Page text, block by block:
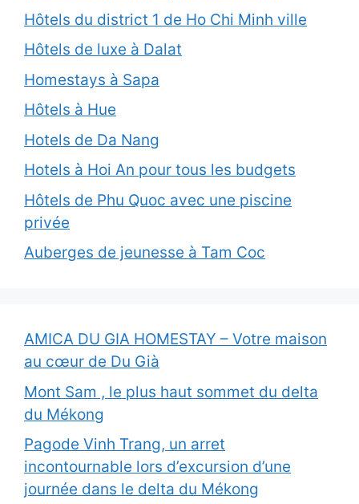
Hôtels du district 1 de Ho Chi Minh ville
Hôtels de luxe à Dalat
Homestays à Sapa
Hôtels à Hue
Hotels de Da Nang
Hotels à Hoi An pour tous les budgets
Hôtels de Phu Quoc avec une piscine
privée
Auberges de jeunesse à Tam Coc
AMICA DU GIA HOMESTAY – Votre maison
au cœur de Du Già
Mont Sam , le plus haut sommet du delta
du Mékong
Pagode Vinh Trang, un arret
incontournable lors d’excursion d’une
journée dans le delta du Mékong